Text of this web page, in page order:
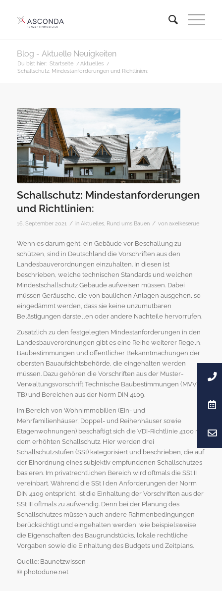
Blog - Aktuelle Neuigkeiten
Du bist hier: Startseite / Aktuelles /
Schallschutz: Mindestanforderungen und Richtlinien:
Schallschutz: Mindestanforderungen
und Richtlinien:
16. September 2021 / in Aktuelles, Rund ums Bauen / von axelkeserue
Wenn es darum geht, ein Gebäude vor Beschallung zu
schützen, sind in Deutschland die Vorschriften aus den
Landesbauverordnungen einzuhalten. In diesen ist
beschrieben, welche technischen Standards und welchen
Mindestschallschutz Gebäude aufweisen müssen. Dabei
müssen Geräusche, die von baulichen Anlagen ausgehen, so
eingedämmt werden, dass sie keine unzumutbaren
Belästigungen darstellen oder andere Nachteile hervorrufen.
Zusätzlich zu den festgelegten Mindestanforderungen in den
Landesbauverordnungen gibt es eine Reihe weiterer Regeln,
Baubestimmungen und öffentlicher Bekanntmachungen der
obersten Bauaufsichtsbehörde, die eingehalten werden
müssen. Dazu gehören die Vorschriften aus der Muster-
Verwaltungsvorschrift Technische Baubestimmungen (MVV
TB) und Bereichen aus der Norm DIN 4109.
Im Bereich von Wohnimmobilien (Ein- und
Mehrfamilienhäuser, Doppel- und Reihenhäuser sowie
Etagenwohnungen) beschäftigt sich die VDI-Richtlinie 4100 mit
dem erhöhten Schallschutz. Hier werden drei
Schallschutzstufen (SSt) kategorisiert und beschrieben, die auf
der Einordnung eines subjektiv empfundenen Schallschutzes
basieren. Im privatrechtlichen Bereich wird oftmals die SSt II
vereinbart. Während die SSt I den Anforderungen der Norm
DIN 4109 entspricht, ist die Einhaltung der Vorschriften aus der
SSt III oftmals zu aufwendig. Denn bei der Planung des
Schallschutzes müssen auch andere Rahmenbedingungen
berücksichtigt und eingehalten werden, wie beispielsweise
die Eigenschaften des Baugrundstücks, lokale rechtliche
Vorgaben sowie die Einhaltung des Budgets und Zeitplans.
Quelle: Baunetzwissen
© photodune.net